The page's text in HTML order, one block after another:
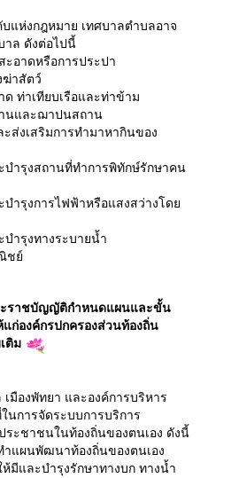
แห่งกฎหมาย เทศบาลตำบลอาจ
าล ดังต่อไปนี้
อการประปา
ตว์
บเรือและท่าข้าม
าปนสถาน
การทำมาหากินของ
นที่ทำการพิทักษ์รักษาคน
ไฟฟ้าหรือแสงสว่างโดย
งระบายน้ำ
ย์
ะราชบัญญัติกำหนดแผนและขั้น
ก่องค์กรปกครองส่วนท้องถิ่น
ติม
เมืองพัทยา และองค์การบริหาร
การจัดระบบการบริการ
ะชาชนในท้องถิ่นของตนเอง ดังนี้
าท้องถิ่นของตนเอง
รุงรักษาทางบก ทางน้ำ